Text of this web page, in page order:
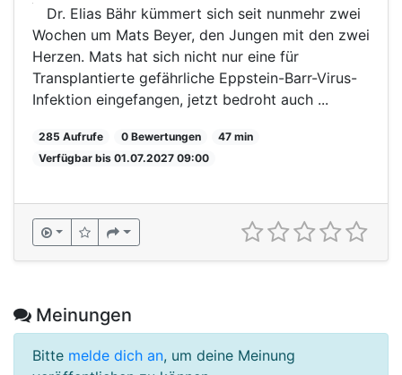
Dr. Elias Bähr kümmert sich seit nunmehr zwei
Wochen um Mats Beyer, den Jungen mit den zwei
Herzen. Mats hat sich nicht nur eine für
Transplantierte gefährliche Eppstein-Barr-Virus-
Infektion eingefangen, jetzt bedroht auch ...
285 Aufrufe 0 Bewertungen
47 min
Verfügbar bis 01.07.2027 09:00
Meinungen
Bitte melde dich an, um deine Meinung